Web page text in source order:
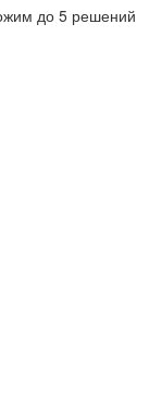
до 5 решений